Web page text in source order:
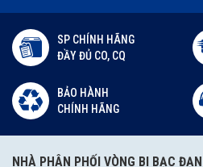
SP CHÍNH HÃNG
ĐẦY ĐỦ CO, CQ
BẢO HÀNH
CHÍNH HÃNG
NHÀ PHÂN PHỐI VÒNG BI BẠC